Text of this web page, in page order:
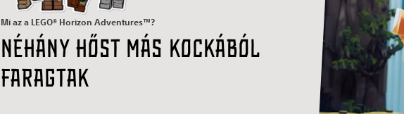
Mi az a LEGO® Horizon Adventures™?
Néhány hőst más kockából
faragtak